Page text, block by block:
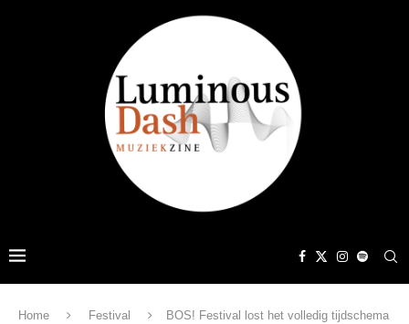
Home Festival BOS! Festival lost het volledig tijdschema